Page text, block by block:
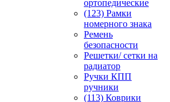
ортопедические
(123) Рамки
номерного знака
Ремень
безопасности
Решетки/ сетки на
радиатор
Ручки КПП
ручники
(113) Коврики